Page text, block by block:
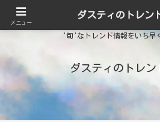
'旬'なトレンド情報をいち早
ダスティのトレン
メニュー
ダスティのトレン